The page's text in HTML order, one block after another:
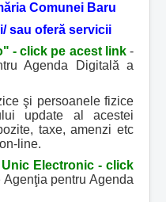
Comunei Baru
sau oferă servicii
- click pe acest link-
Agenda Digitală a
şi persoanele fizice
update al acestei
taxe, amenzi etc
line.
Electronic - click
pentru Agenda